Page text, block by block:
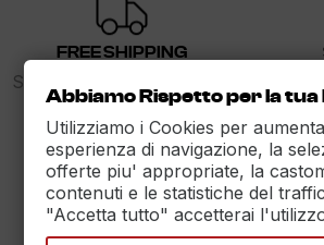
FREE SHIPPING
Spedizione gratuita sopra i
89€
30 DAYS RETURN
Reso Garantito entro
100%
Abbiamo Rispetto per la
Utilizziamo i Cookies per
esperienza di navigazione, la
offerte piu' appropriate, la
contenuti e le statistiche del
"Accetta tutto" accetterai